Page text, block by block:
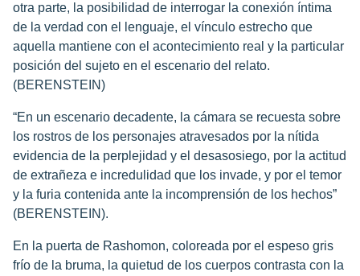
otra parte, la posibilidad de interrogar la conexión íntima
de la verdad con el lenguaje, el vínculo estrecho que
aquella mantiene con el acontecimiento real y la particular
posición del sujeto en el escenario del relato.
(BERENSTEIN)
“En un escenario decadente, la cámara se recuesta sobre
los rostros de los personajes atravesados por la nítida
evidencia de la perplejidad y el desasosiego, por la actitud
de extrañeza e incredulidad que los invade, y por el temor
y la furia contenida ante la incomprensión de los hechos”
(BERENSTEIN).
En la puerta de Rashomon, coloreada por el espeso gris
frío de la bruma, la quietud de los cuerpos contrasta con la